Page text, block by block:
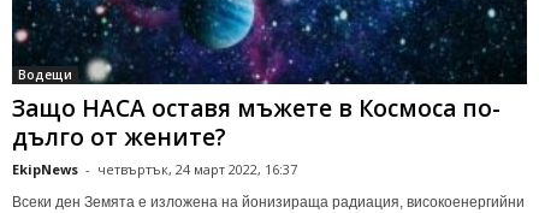
Водещи
Защо НАСА оставя мъжете в Космоса по-
дълго от жените?
EkipNews - четвъртък, 24 март 2022, 16:37
Всеки ден Земята е изложена на йонизираща радиация, високоенергийни